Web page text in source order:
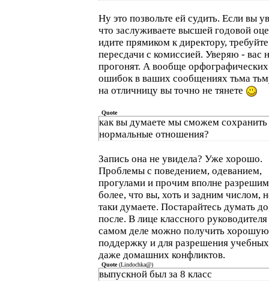
Ну это позвольте ей судить. Если вы
что заслуживаете высшей годовой
идите прямиком к директору, требуйте
пересдачи с комиссией. Уверяю - вас
прогонят. А вообще орфографических
ошибок в ваших сообщениях тьма
на отличницу вы точно не тянете
Quote
как вы думаете мы сможем сохранить
нормальные отношения?
Запись она не увидела? Уже хорошо.
Проблемы с поведением, одеванием,
прогулами и прочим вполне
более, что вы, хоть и задним числом,
таки думаете. Постарайтесь думать
после. В лице классного
самом деле можно получить хорошую
поддержку и для разрешения
даже домашних конфликтов.
Quote(Lindochka@)
выпускной был за 8 класс